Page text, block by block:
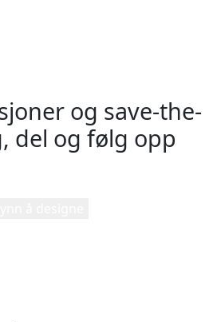
og save-the-
del og følg opp